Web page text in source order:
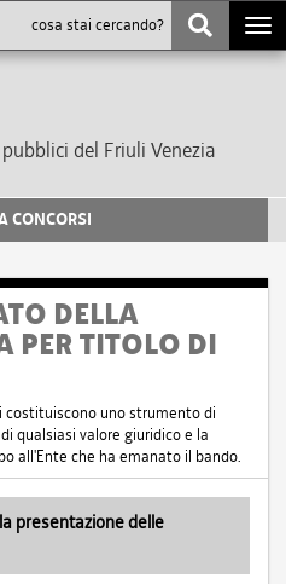
del Friuli Venezia
CONCORSI
DELLA
PER TITOLO DI
costituiscono uno strumento di
qualsiasi valore giuridico e la
all'Ente che ha emanato il bando.
presentazione delle